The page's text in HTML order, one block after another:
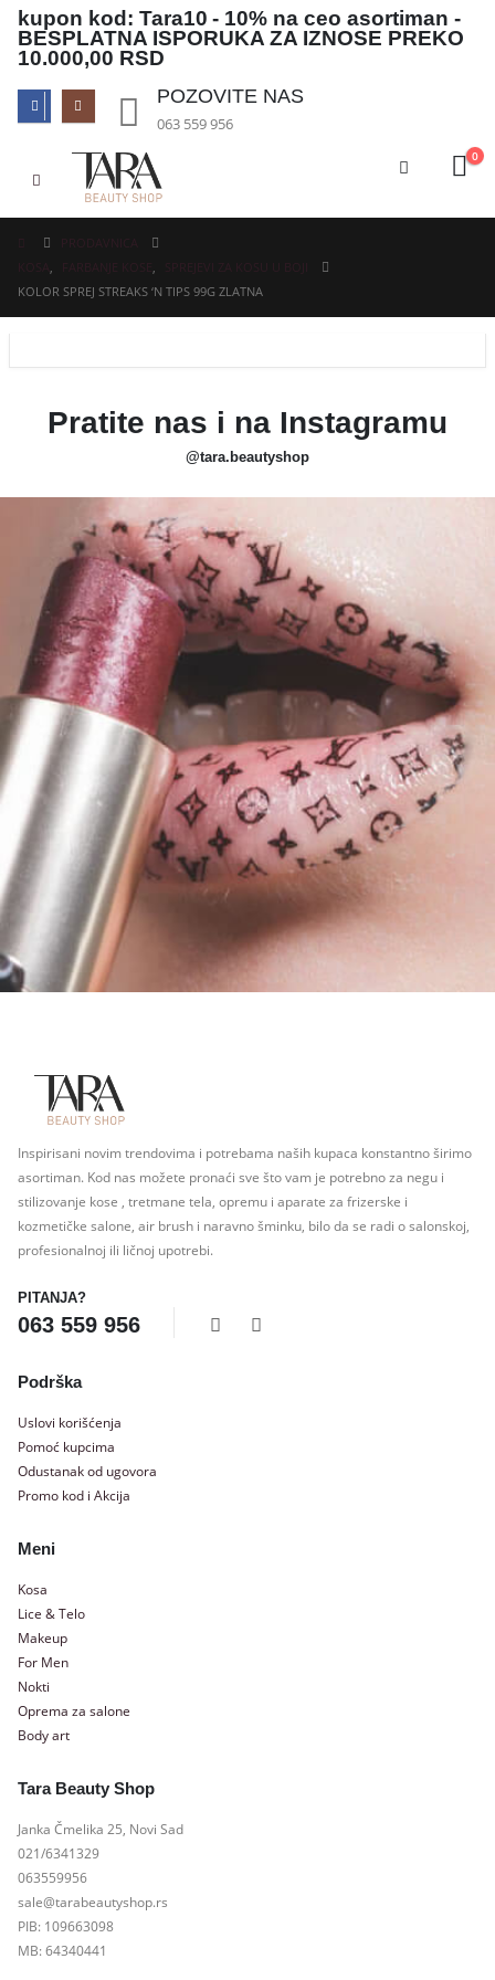
kupon kod: Tara10 - 10% na ceo asortiman -
BESPLATNA ISPORUKA ZA IZNOSE PREKO
10.000,00 RSD
POZOVITE NAS
063 559 956
0
PRODAVNICA
KOSA
FARBANJE KOSE
SPREJEVI ZA KOSU U BOJI
KOLOR SPREJ STREAKS ‘N TIPS 99G ZLATNA
Pratite nas i na Instagramu
@tara.beautyshop
Inspirisani novim trendovima i potrebama naših kupaca konstantno širimo
asortiman. Kod nas možete pronaći sve što vam je potrebno za negu i
stilizovanje kose , tretmane tela, opremu i aparate za frizerske i
kozmetičke salone, air brush i naravno šminku, bilo da se radi o salonskoj,
profesionalnoj ili ličnoj upotrebi.
PITANJA?
063 559 956
Podrška
Uslovi korišćenja
Pomoć kupcima
Odustanak od ugovora
Promo kod i Akcija
Meni
Kosa
Lice & Telo
Makeup
For Men
Nokti
Oprema za salone
Body art
Tara Beauty Shop
Janka Čmelika 25, Novi Sad
021/6341329
063559956
sale@tarabeautyshop.rs
PIB: 109663098
MB: 64340441